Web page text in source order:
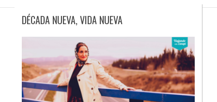
DÉCADA NUEVA, VIDA NUEVA